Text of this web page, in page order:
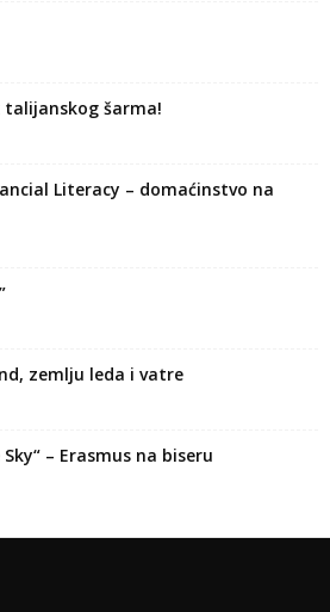
šarma!
Literacy – domaćinstvo na
zemlju leda i vatre
– Erasmus na biseru